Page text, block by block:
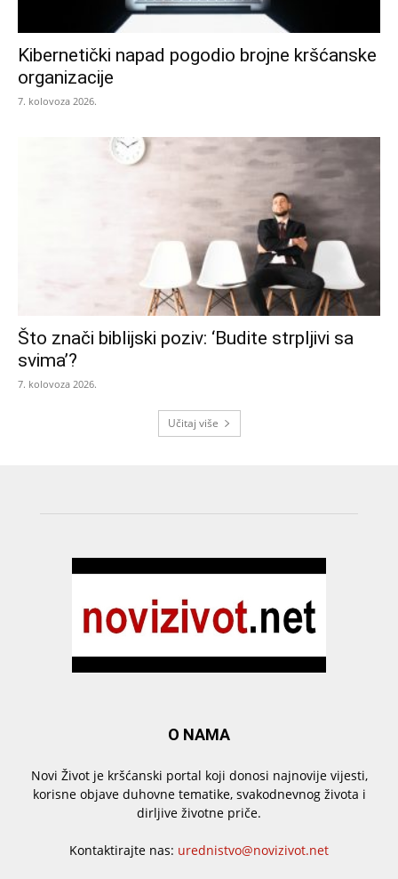
Kibernetički napad pogodio brojne kršćanske
organizacije
7. kolovoza 2026.
Što znači biblijski poziv: ‘Budite strpljivi sa
svima’?
7. kolovoza 2026.
Učitaj više
O NAMA
Novi Život je kršćanski portal koji donosi najnovije vijesti,
korisne objave duhovne tematike, svakodnevnog života i
dirljive životne priče.
Kontaktirajte nas: urednistvo@novizivot.net